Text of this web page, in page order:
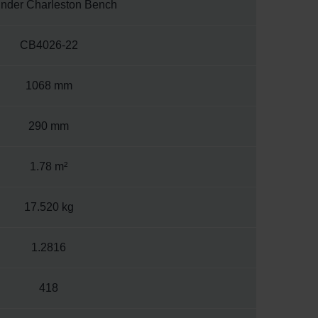
Charleston Bench
CB4026-22
1068 mm
290 mm
1.78 m²
17.520 kg
1.2816
418